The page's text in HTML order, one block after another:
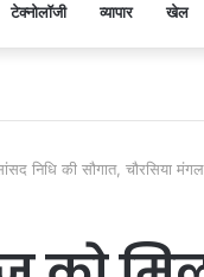
टेक्नोलॉजी व्यापार खेल
निधि की सौगात, चौरसिया